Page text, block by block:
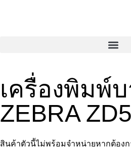
เครื่องพิมพ์
ZEBRA
สินค้าตัวนี้ไม่พร้อมจำหน่ายหากต้อง